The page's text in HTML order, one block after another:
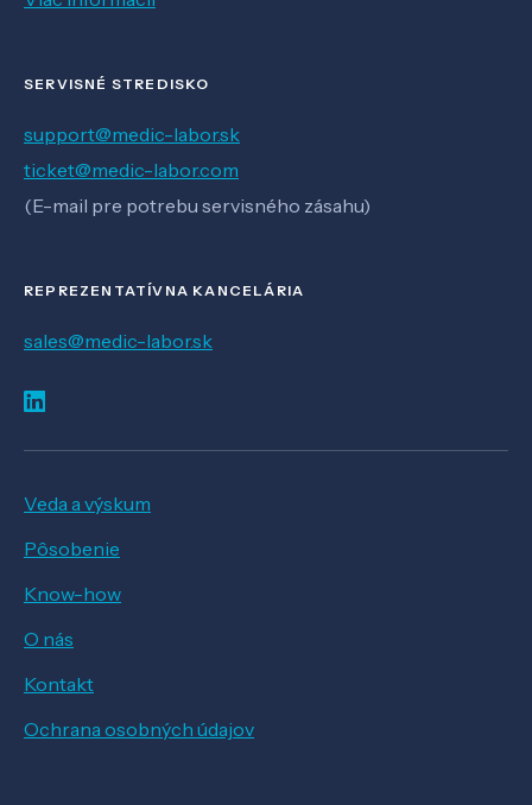
SERVISNÉ STREDISKO
support@medic-labor.sk
ticket@medic-labor.com
(E-mail pre potrebu servisného zásahu)
REPREZENTATÍVNA KANCELÁRIA
sales@medic-labor.sk
Veda a výskum
Pôsobenie
Know-how
O nás
Kontakt
Ochrana osobných údajov